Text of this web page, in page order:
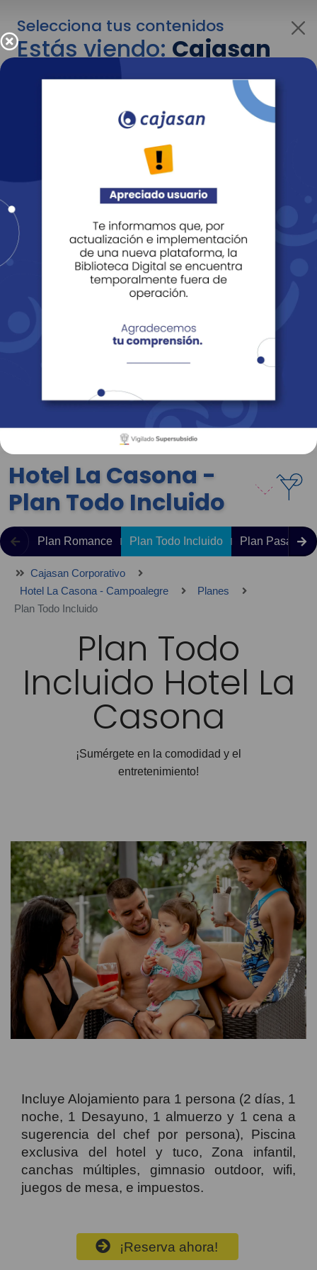
Selecciona tus contenidos
Estás viendo:Cajasan
corporativo
Para cambiar al contenido de tu interés más
adelante recuerda utilizar el menú
Entendido
Revista Fácil Vivir
Sedes Directorio Servicios En Línea
Hotel La Casona -
Plan Todo Incluido
Plan Romance Plan Todo Incluido Plan Pasadía
Cajasan Corporativo
Hotel La Casona - Campoalegre
Planes
Plan Todo Incluido
Plan Todo
Incluido Hotel La
Casona
¡Sumérgete en la comodidad y el
entretenimiento!
Incluye Alojamiento para 1 persona (2 días, 1
noche, 1 Desayuno, 1 almuerzo y 1 cena a
sugerencia del chef por persona), Piscina
exclusiva del hotel y tuco, Zona infantil,
canchas múltiples, gimnasio outdoor, wifi,
juegos de mesa, e impuestos.
¡Reserva ahora!